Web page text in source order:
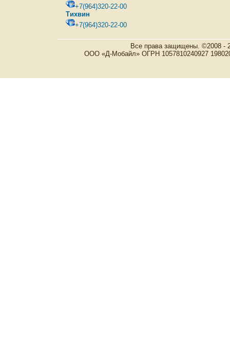
+7(964)320-22-00
Тихвин
+7(964)320-22-00
Все права защищены. ©2008 -
ООО «Д-Мобайл» ОГРН 1057810240927